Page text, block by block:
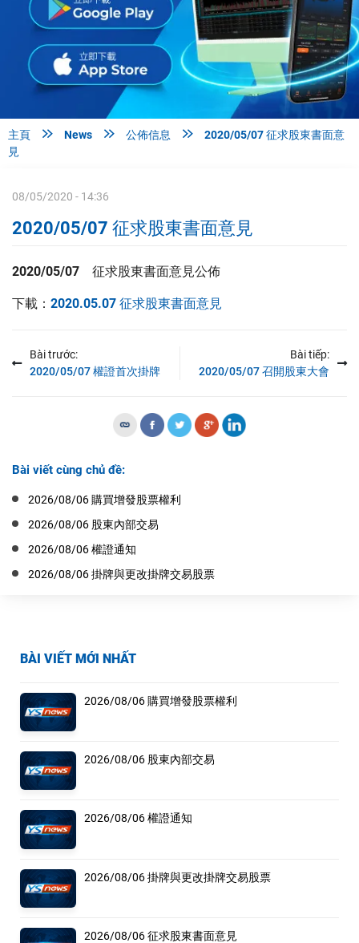
主頁  News  公佈信息 
2020/05/07 征求股東書面意
見
BÀI VIẾT MỚI NHẤT
2026/08/06 購買增發股票權利
2026/08/06 股東內部交易
2026/08/06 權證通知
2026/08/06 掛牌與更改掛牌交易股票
2026/08/06 征求股東書面意見
08/05/2020 - 14:36
2020/05/07 征求股東書面意見
2020/05/07 征求股東書面意見公佈
下載： 2020.05.07 征求股東書面意見
Bài trước:
2020/05/07 權證首次掛牌
Bài tiếp:
2020/05/07 召開股東大會
Bài viết cùng chủ đề:
2026/08/06 購買增發股票權利
2026/08/06 股東內部交易
2026/08/06 權證通知
2026/08/06 掛牌與更改掛牌交易股票